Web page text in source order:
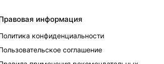
информация
конфиденциальности
соглашение